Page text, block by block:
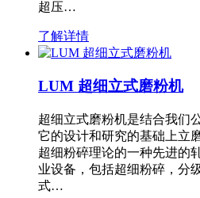
超压…
了解详情
LUM 超细立式磨粉机
超细立式磨粉机是结合我们
它的设计和研究的基础上立
超细粉碎理论的一种先进的
业设备，包括超细粉碎，分
式…